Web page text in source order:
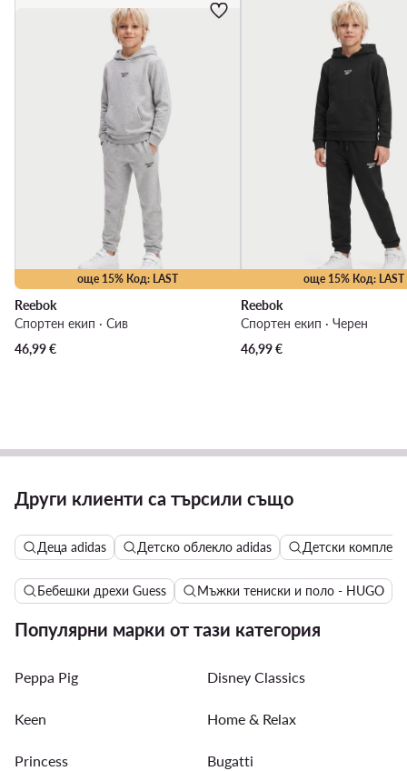
още 15% Код: LAST
Reebok
Спортен екип · Сив
46,99€
още 15% Код: LAST
Reebok
Спортен екип · Черен
46,99€
Други клиенти са търсили също
Деца adidas Детско облекло adidas Детски
Бебешки дрехи Guess Мъжки тениски и поло - HUGO
Популярни марки от тази категория
Peppa Pig Disney Classics
Keen Home & Relax
Princess Bugatti